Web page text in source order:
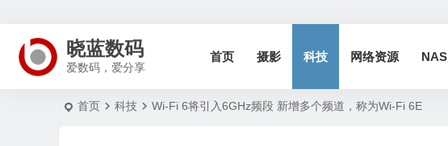
晓蓝数码
爱数码，爱分享
首页 摄影 科技 网络资源 NAS
首页 科技 Wi-Fi 6将引入6GHz频段 新增多个频道，称为Wi-Fi 6E